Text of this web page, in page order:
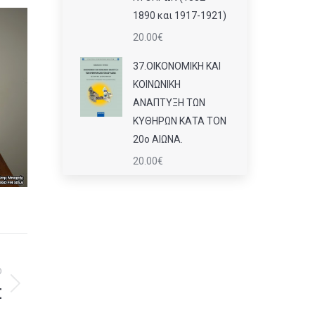
1890 και 1917-1921)
20.00€
37.ΟΙΚΟΝΟΜΙΚΗ ΚΑΙ
ΚΟΙΝΩΝΙΚΗ
ΑΝΑΠΤΥΞΗ ΤΩΝ
ΚΥΘΗΡΩΝ ΚΑΤΑ ΤΟΝ
20ο ΑΙΩΝΑ.
20.00€